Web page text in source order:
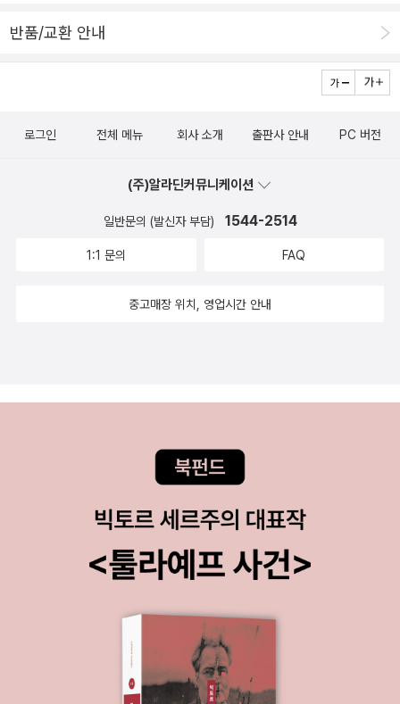
본론은 제2부와 제3부이다. 특히 제 3부의 민중신학에 대한 고찰은
주었다.제4부는 성적태레니즘이라는 장인데 나가 평소 관심을 가지
도발적인 책 제목처럼 오늘날 진정한 신학이라면 교회에 대한 비판을
회는 주류적 교회와는 다른 기능을 하고 있을 것이라고 생각한다. 제
서 안주하다 보니, 신앙의 진실성 및 시대적 역할이 자꾸 제도의 안락
함속에서 자꾸 잊혀져 가고 있는 것이 오늘날교회의 현 주소이고 이
을 만들기 위해 노력해던 지난 날의 민중운동속에 분명 예수의 아우
갈증이 그렇게 쉽게 치료되지는 않을 것이다.좀 수고스럽겠지만, 예
되어야 한다. 그러기 위해서는 복종과 순종만을 강요하고 다른 종교
와의 차별성만을 강조하는 교회권력에서 좀 멀어져야하는 불편과 약
간의 용기, 그리고 고독을 즐길수 있는 신념이 필요하다고 하겠다. 이
책의 저자처럼 말이다.교회밖에서 예수님을 만나는 것이 그리 쓸쓸하
지 않을 것 같은 생각이 든다.
저자의 출신을 보니 한신대이다. 그가 진심으로 교회와 신상을 위해
지 알 수 없는 노릇이다. 꽝이다! -100자 평에서나는 저자를 신뢰하
을 쓴 듯한 착각을 불러 일으키고 있지만 새빨간 거짓말이다. 나는 이
는 교회를 제대로 다녀본 적도 없다. 자 이제 나의 주장이 왜 거짓이
아닌지를 살펴보자. 잡소리 집어 치우고 그의 교회에 대한 비판이 얼
진보적 신학교이다. 즉 그는 신학을 전공했다. 소위 말하는 일반 평신
는 짓은 그만 두어야 한다.둘째, 그의 교회 비판은 처음부터이다. 교회
나 이런 무례한 못되 먹은 사람들에게는 평이한 글로 대하고 싶은 생
각이 추후도 없다. 까놓고 말하지만 이 사람은 교회에 대해 무엇을 진
는 처음부터 교회를 욕하는 사람이고 교회에 대하여 비판적 시각으로
는 안된다. 진짜다. 요즘 어느 쇼셜북에서도 소개되는 이 책은 처음 접
하는 사람들에게 '한국 교회는 정말 못됐구나!'라는 인식을 주기에 딱
이다. 그동안 한국이 기독교를 인정한 적이 있는가? 없다. 그리고 말
이지 기독교 안에도 얼마나 많은 교파가 있으며, 다양성과 다름이 존
반품/교환 안내
로그인 전체 메뉴 회사 소개 출판사 안내 PC 버전
(주)알라딘커뮤니케이션
일반문의 (발신자 부담) 1544-2514
1:1 문의 FAQ
중고매장 위치, 영업시간 안내